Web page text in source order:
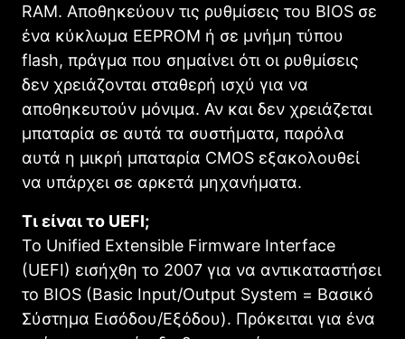
RAM. Αποθηκεύουν τις ρυθμίσεις του BIOS σε
ένα κύκλωμα EEPROM ή σε μνήμη τύπου
flash, πράγμα που σημαίνει ότι οι ρυθμίσεις
δεν χρειάζονται σταθερή ισχύ για να
αποθηκευτούν μόνιμα. Αν και δεν χρειάζεται
μπαταρία σε αυτά τα συστήματα, παρόλα
αυτά η μικρή μπαταρία CMOS εξακολουθεί
να υπάρχει σε αρκετά μηχανήματα.
Τι είναι το UEFI;
Το Unified Extensible Firmware Interface
(UEFI) εισήχθη το 2007 για να αντικαταστήσει
το BIOS (Basic Input/Output System = Βασικό
Σύστημα Εισόδου/Εξόδου). Πρόκειται για ένα